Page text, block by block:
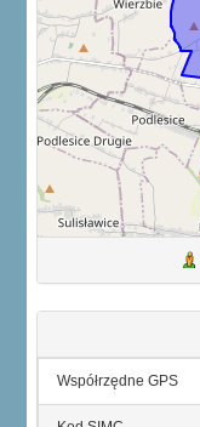
Współrzędne GPS